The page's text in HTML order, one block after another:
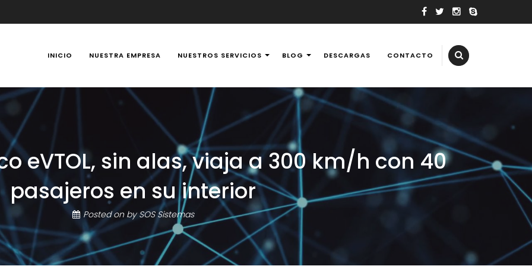
y Portátiles 24 horas en Manizales, Caldas, Colombia, reparación televisores, tv, reballing laptops y consolas de videojuegos,
INICIO NUESTRA EMPRESA NUESTROS SERVICIOS BLOG DESCARGAS CONTACTO
eVTOL, sin alas, viaja a 300 km/h con 40
pasajeros en su interior
Posted on bySOS Sistemas